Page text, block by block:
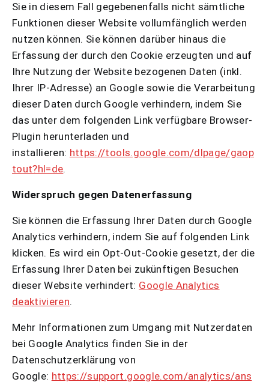
Sie in diesem Fall gegebenenfalls nicht sämtliche
Funktionen dieser Website vollumfänglich werden
nutzen können. Sie können darüber hinaus die
Erfassung der durch den Cookie erzeugten und auf
Ihre Nutzung der Website bezogenen Daten (inkl.
Ihrer IP-Adresse) an Google sowie die Verarbeitung
dieser Daten durch Google verhindern, indem Sie
das unter dem folgenden Link verfügbare Browser-
Plugin herunterladen und
installieren: https://tools.google.com/dlpage/gaop
tout?hl=de.
Widerspruch gegen Datenerfassung
Sie können die Erfassung Ihrer Daten durch Google
Analytics verhindern, indem Sie auf folgenden Link
klicken. Es wird ein Opt-Out-Cookie gesetzt, der die
Erfassung Ihrer Daten bei zukünftigen Besuchen
dieser Website verhindert: Google Analytics
deaktivieren.
Mehr Informationen zum Umgang mit Nutzerdaten
bei Google Analytics finden Sie in der
Datenschutzerklärung von
Google: https://support.google.com/analytics/ans